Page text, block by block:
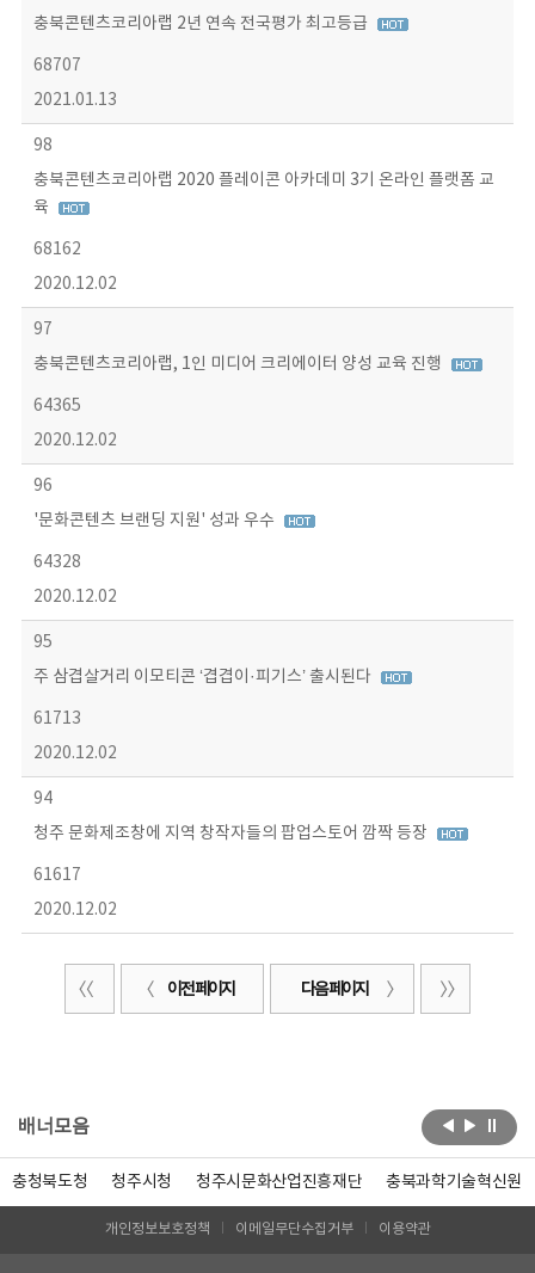
충북콘텐츠코리아랩 2년 연속 전국평가 최고등급
68707
2021.01.13
98
충북콘텐츠코리아랩 2020 플레이콘 아카데미 3기 온라인 플랫폼 교
육
68162
2020.12.02
97
충북콘텐츠코리아랩, 1인 미디어 크리에이터 양성 교육 진행
64365
2020.12.02
96
'문화콘텐츠 브랜딩 지원' 성과 우수
64328
2020.12.02
95
주 삼겹살거리 이모티콘 ‘겹겹이·피기스’ 출시된다
61713
2020.12.02
94
청주 문화제조창에 지역 창작자들의 팝업스토어 깜짝 등장
61617
2020.12.02
이전 페이지 다음 페이지
배너모음
충청북도청 청주시청 청주시문화산업진흥재단 충북과학기술혁신원
개인정보보호정책 이메일무단수집거부 이용약관